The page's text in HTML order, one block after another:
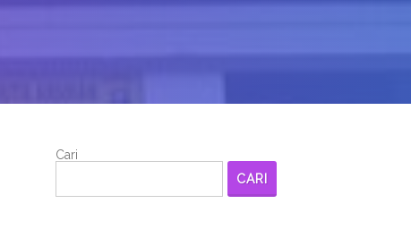
Cari
CARI